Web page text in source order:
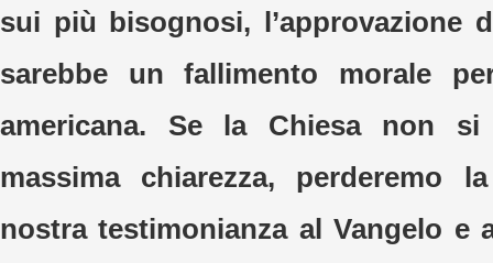
sui più bisognosi, l’approvazione
sarebbe un fallimento morale
americana. Se la Chiesa non
massima chiarezza, perderemo
nostra testimonianza al Vangelo e